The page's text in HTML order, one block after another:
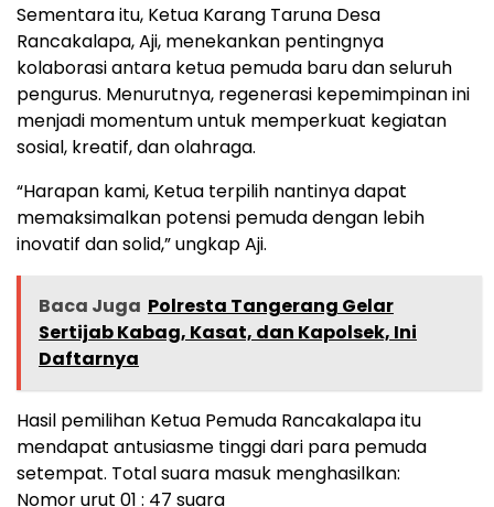
Sementara itu, Ketua Karang Taruna Desa
Rancakalapa, Aji, menekankan pentingnya
kolaborasi antara ketua pemuda baru dan seluruh
pengurus. Menurutnya, regenerasi kepemimpinan ini
menjadi momentum untuk memperkuat kegiatan
sosial, kreatif, dan olahraga.
“Harapan kami, Ketua terpilih nantinya dapat
memaksimalkan potensi pemuda dengan lebih
inovatif dan solid,” ungkap Aji.
Baca Juga Polresta Tangerang Gelar
Sertijab Kabag, Kasat, dan Kapolsek, Ini
Daftarnya
Hasil pemilihan Ketua Pemuda Rancakalapa itu
mendapat antusiasme tinggi dari para pemuda
setempat. Total suara masuk menghasilkan:
Nomor urut 01 : 47 suara